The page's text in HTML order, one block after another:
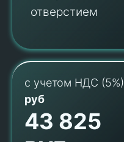
с учетом НДС (5%)
руб
43 825